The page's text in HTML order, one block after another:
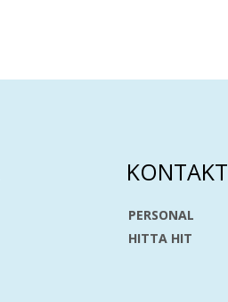
KONTAKT
PERSONAL
HITTA HIT